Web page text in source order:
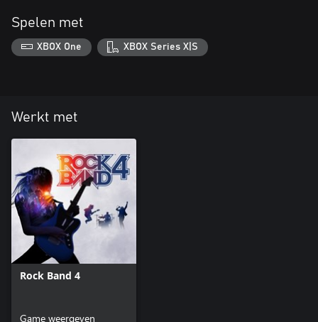
Spelen met
XBOX One XBOX Series X|S
Werkt met
Rock Band 4
Game weergeven